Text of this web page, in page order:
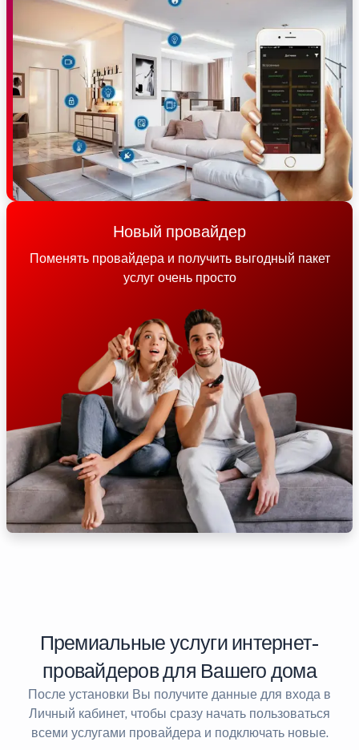
Новый провайдер
Поменять провайдера и получить выгодный пакет
услуг очень просто
Премиальные услуги интернет-
провайдеров для Вашего дома
После установки Вы получите данные для входа в
Личный кабинет, чтобы сразу начать пользоваться
всеми услугами провайдера и подключать новые.